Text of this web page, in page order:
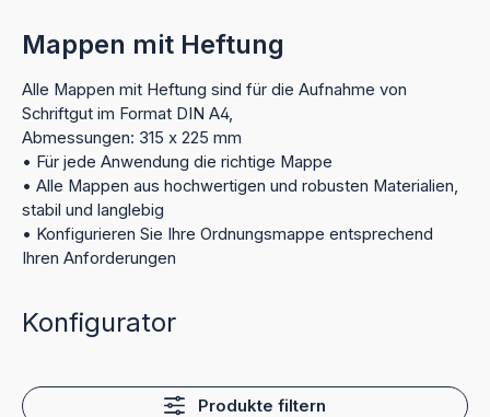
Mappen mit Heftung
Alle Mappen mit Heftung sind für die Aufnahme von
Schriftgut im Format DIN A4,
Abmessungen: 315 x 225 mm
• Für jede Anwendung die richtige Mappe
• Alle Mappen aus hochwertigen und robusten Materialien,
stabil und langlebig
• Konfigurieren Sie Ihre Ordnungsmappe entsprechend
Ihren Anforderungen
Konfigurator
Produkte filtern